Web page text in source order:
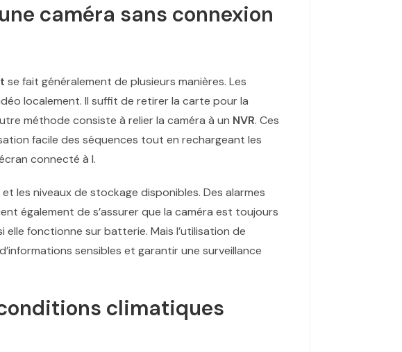
caméra sans connexion
se fait généralement de plusieurs manières. Les
localement. Il suffit de retirer la carte pour la
méthode consiste à relier la caméra à un NVR. Ces
facile des séquences tout en rechargeant les
connecté à l.
les niveaux de stockage disponibles. Des alarmes
également de s’assurer que la caméra est toujours
fonctionne sur batterie. Mais l’utilisation de
sensibles et garantir une surveillance
climatiques